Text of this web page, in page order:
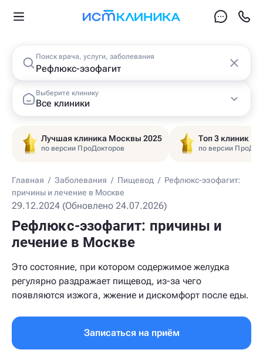
Поиск врача, услуги, заболевания
Выберите клинику
Все клиники
Лучшая клиника Москвы 2025
по версии ПроДокторов
Топ 3 клиник
по версии
Главная / Заболевания / Пищевод / Рефлюкс-эзофагит:
причины и лечение в Москве
29.12.2024 (Обновлено 24.07.2026)
Рефлюкс-эзофагит: причины и
лечение в Москве
Это состояние, при котором содержимое желудка
регулярно раздражает пищевод, из-за чего
появляются изжога, жжение и дискомфорт после еды.
Записаться на приём